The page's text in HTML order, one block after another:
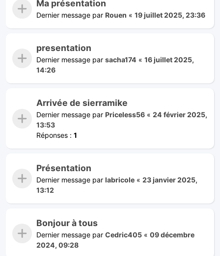
Ma présentation
Dernier message par Rouen « 19 juillet 2025, 23:36
presentation
Dernier message par sacha174 « 16 juillet 2025,
14:26
Arrivée de sierramike
Dernier message par Priceless56 « 24 février 2025,
13:53
Réponses : 1
Présentation
Dernier message par labricole « 23 janvier 2025,
13:12
Bonjour à tous
Dernier message par Cedric405 « 09 décembre
2024, 09:28